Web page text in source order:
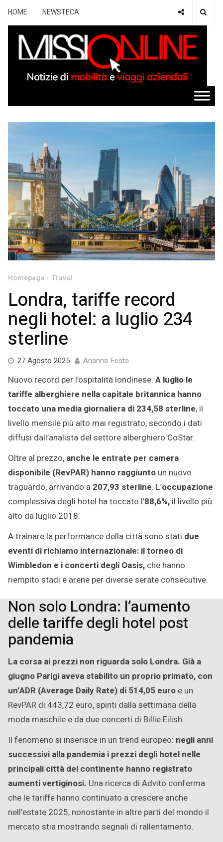
HOME NEWSTECA
Homepage Travel
Londra, tariffe record
negli hotel: a luglio 234
sterline
27 Agosto 2025 Arianna Festa
Nuovo record per l’ospitalità londinese. A luglio le
tariffe alberghiere nella capitale britannica hanno
toccato una media giornaliera di 234,58 sterline, il
livello mensile più alto mai registrato, secondo i dati
diffusi dall’analista del settore alberghiero CoStar.
Oltre al prezzo, anche le entrate per camera
disponibile (RevPAR) hanno raggiunto un nuovo
traguardo, arrivando a 207,93 sterline. L’occupazione
complessiva degli hotel ha toccato l’88,6%, il livello più
alto da luglio 2018.
A trainare la performance della città sono stati due
eventi di richiamo internazionale: il torneo di
Wimbledon e i concerti degli Oasis, che hanno
riempito stadi e arene per diverse serate consecutive.
Non solo Londra: l’aumento
delle tariffe degli hotel post
pandemia
La corsa ai prezzi non riguarda solo Londra. Già a
giugno Parigi aveva stabilito un proprio primato, con
un’ADR (Average Daily Rate) di 514,05 euro e un
RevPAR di 443,72 euro, spinti dalla settimana della
moda maschile e da due concerti di Billie Eilish.
Il fenomeno si inserisce in un trend europeo: negli anni
successivi alla pandemia i prezzi degli hotel nelle
principali città del continente hanno registrato
aumenti vertiginosi. Una ricerca di Advito conferma
che le tariffe hanno continuato a crescere anche
nell’estate 2025, nonostante in altre parti del mondo il
mercato stia mostrando segnali di rallentamento.